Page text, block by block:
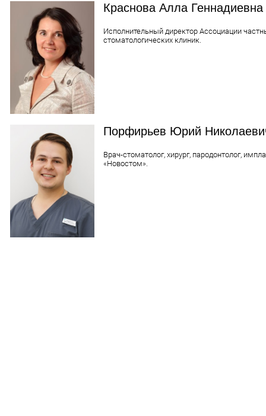
Краснова Алла Геннадиевна
Исполнительный директор Ассоциации
стоматологических клиник.
Порфирьев Юрий
Врач-стоматолог, хирург, пародонтолог,
«Новостом».